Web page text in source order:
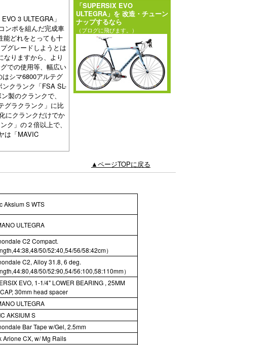
3 ULTEGRA」
ンポを組んだ完成車
能どれをとっても十
グレードしようとは
りますから、より
での使用等、幅広い
シマ6800アルテグ
クランク「FSA SL-
製のクランクで、
グラクランク」に比
にクランクだけでか
ク」の２倍以上で、
は「MAVIC
「SUPERSIX EVO
ULTEGRA」を 改造・チューン
ナップするなら
（ブログに飛びます。）
▲ページTOPに戻る
Aksium S WTS
ULTEGRA
C2 Compact.
50/52:40,54/56/58:42cm）
C2, Alloy 31.8, 6 deg.
50/52:90,54/56:100,58:110mm）
EVO, 1-1/4" LOWER BEARING , 25MM
30mm head spacer
ULTEGRA
AKSIUM S
Bar Tape w/Gel, 2.5mm
Arione CX, w/ Mg Rails